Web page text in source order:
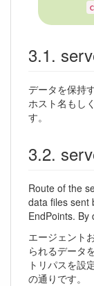
データを保持
ホスト名もし
す。
Route of the
data files sent
EndPoints. By
エージェント
られるデータ
トリパスを設
の通りです。